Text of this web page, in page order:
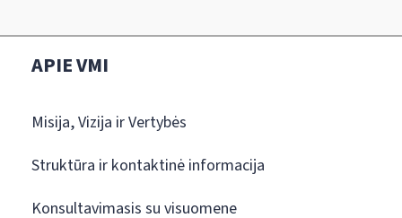
APIE VMI
Misija, Vizija ir Vertybės
Struktūra ir kontaktinė informacija
Konsultavimasis su visuomene